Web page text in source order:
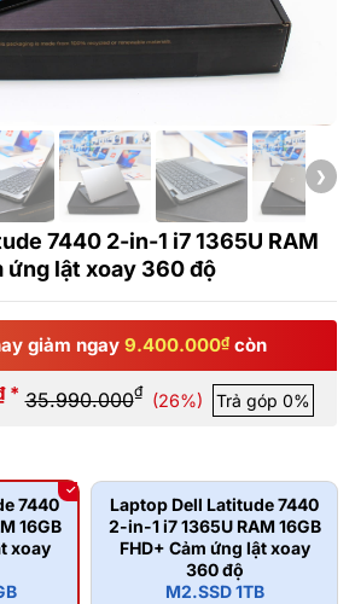
❯
7440 2-in-1 i7 1365U RAM
ứng lật xoay 360 độ
giảm ngay 9.400.000₫ còn
* 35.990.000₫ (26%) Trả góp 0%
7440
16GB
xoay
Laptop Dell Latitude 7440
2-in-1 i7 1365U RAM 16GB
FHD+ Cảm ứng lật xoay
360 độ
M2.SSD 1TB